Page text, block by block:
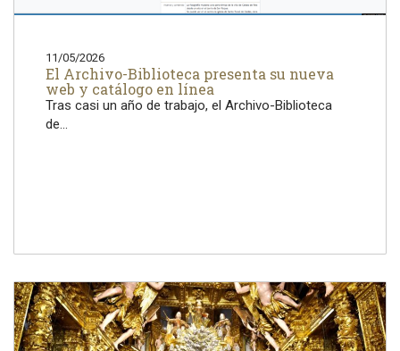
11/05/2026
El Archivo-Biblioteca presenta su nueva
web y catálogo en línea
Tras casi un año de trabajo, el Archivo-Biblioteca
de...